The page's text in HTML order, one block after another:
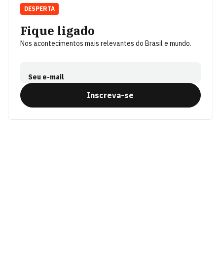
Fique ligado
Nos acontecimentos mais relevantes do Brasil e mundo.
Seu e-mail
Inscreva-se
DESPERTA